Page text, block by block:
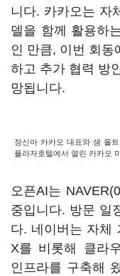
니다. 카카오는 자
델을 함께 활용하
인 만큼, 이번 회동
하고 추가 협력 방
망됩니다.
정신아 카카오 대표와 샘 올
플라자호텔에서 열린 카카오
오픈AI는
중입니다. 방문 일
다. 네이버는 자체
X를 비롯해 클라
인프라를 구축해